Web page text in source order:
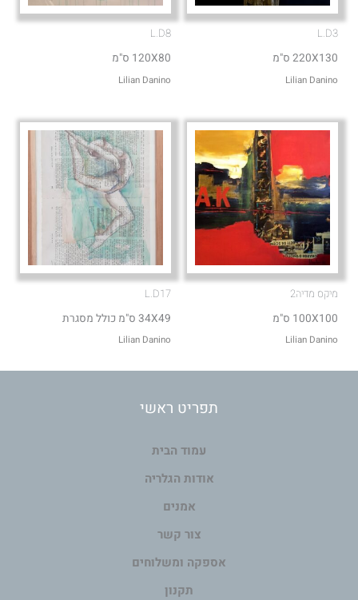
L.D3
220X130 ס"מ
Lilian Danino
L.D8
120X80 ס"מ
Lilian Danino
מיקס מדיה2
100X100 ס"מ
Lilian Danino
L.D17
34X49 ס"מ כולל מסגרת
Lilian Danino
תפריט ראשי
עמוד הבית
אודות הגלריה
אמנים
צור קשר
אספקה ומשלוחים
תקנון